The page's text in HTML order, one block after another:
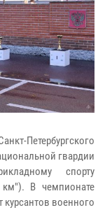
Петербургского
гвардии
спорту
В чемпионате
курсантов военного